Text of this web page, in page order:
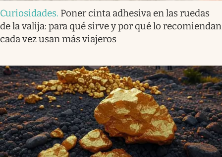
Curiosidades. Poner cinta adhesiva en las ruedas
de la valija: para qué sirve y por qué lo recomiendan
cada vez usan más viajeros